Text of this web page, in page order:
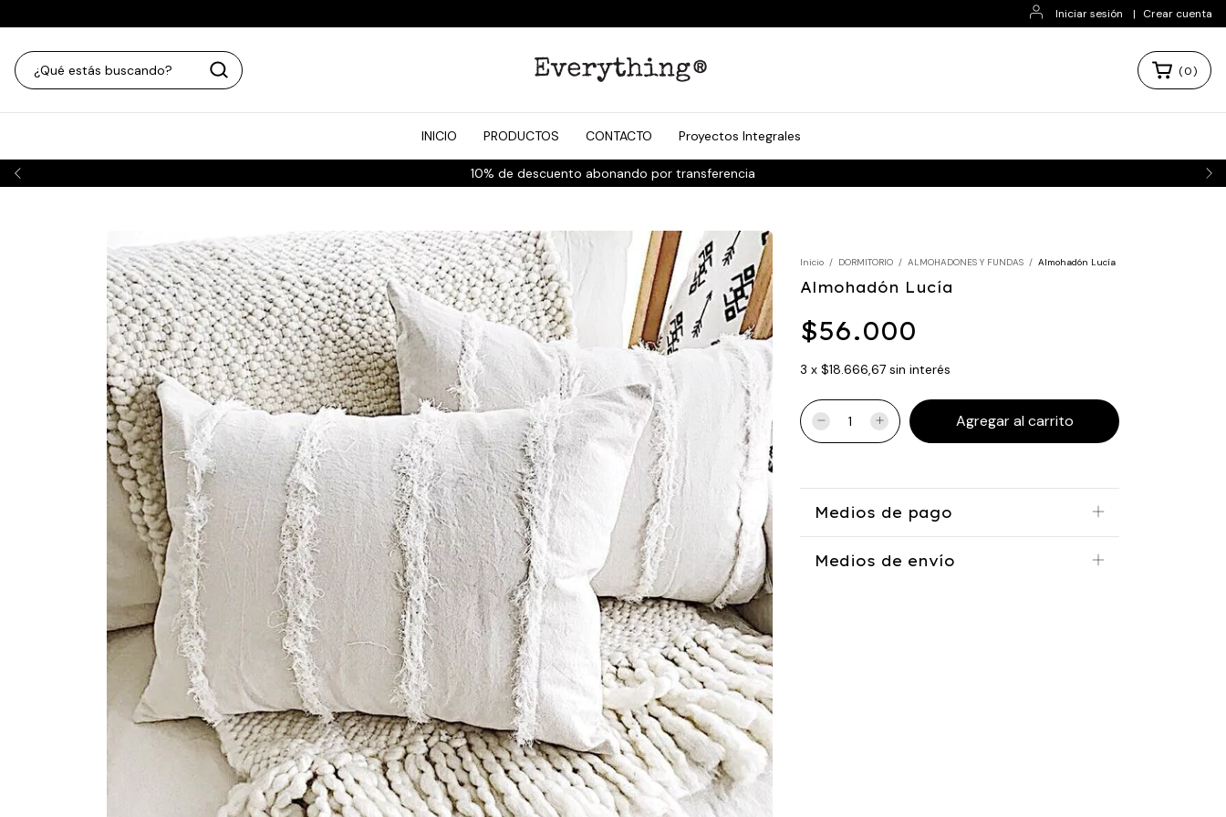
Iniciar sesión | Crear cuenta
10% de descuento abonando por transferencia
(0)
INICIO PRODUCTOS CONTACTO Proyectos Integrales
Inicio / DORMITORIO / ALMOHADONES Y FUNDAS / Almohadón Lucía
Almohadón Lucía
$56.000
3 x $18.666,67 sin interés
Medios de pago
Medios de envío